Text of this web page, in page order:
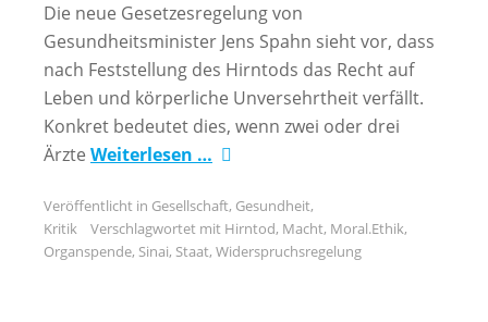
Die neue Gesetzesregelung von
Gesundheitsminister Jens Spahn sieht vor, dass
nach Feststellung des Hirntods das Recht auf
Leben und körperliche Unversehrtheit verfällt.
Konkret bedeutet dies, wenn zwei oder drei
Ärzte Weiterlesen …
Veröffentlicht in Gesellschaft, Gesundheit,
Kritik
Verschlagwortet mit Hirntod, Macht, Moral.Ethik,
Organspende, Sinai, Staat, Widerspruchsregelung